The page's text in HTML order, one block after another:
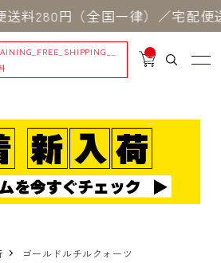
280円（全国一律）／宅配便
__
IT
_
ゴールドルチルクォーツ